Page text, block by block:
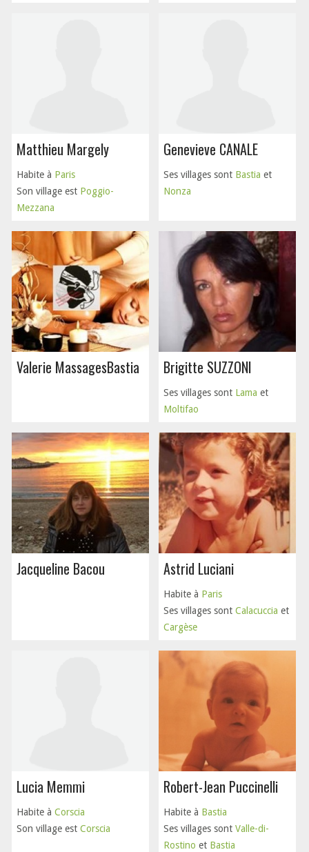
Matthieu Margely
Habite à Paris
Son village est Poggio-
Mezzana
Genevieve CANALE
Ses villages sont Bastia et
Nonza
Valerie MassagesBastia Brigitte SUZZONI
Ses villages sont Lama et
Moltifao
Jacqueline Bacou Astrid Luciani
Habite à Paris
Ses villages sont Calacuccia et
Cargèse
Lucia Memmi
Habite à Corscia
Son village est Corscia
Robert-Jean Puccinelli
Habite à Bastia
Ses villages sont Valle-di-
Rostino et Bastia